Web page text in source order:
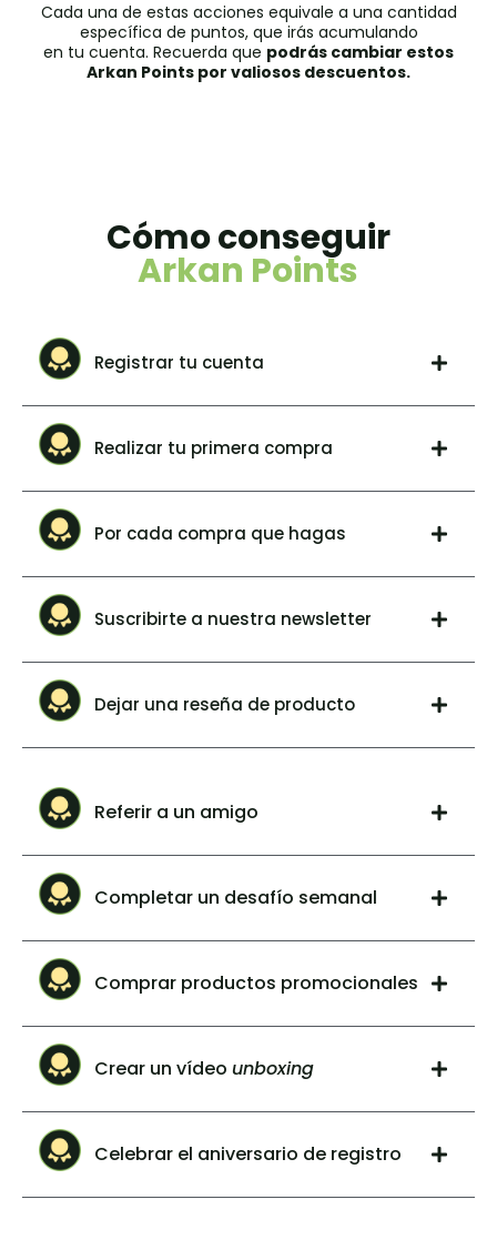
Cada una de estas acciones equivale a una cantidad
específica de puntos, que irás acumulando
en tu cuenta. Recuerda que podrás cambiar estos
Arkan Points por valiosos descuentos.
Cómo conseguir
Arkan Points
Registrar tu cuenta
Realizar tu primera compra
Por cada compra que hagas
Suscribirte a nuestra newsletter
Dejar una reseña de producto
Referir a un amigo
Completar un desafío semanal
Comprar productos promocionales
Crear un vídeo unboxing
Celebrar el aniversario de registro